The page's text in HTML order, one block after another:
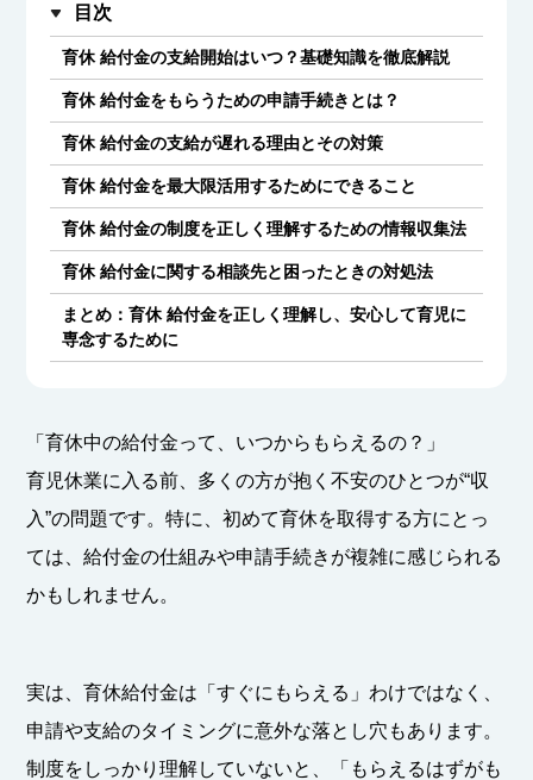
目次
育休 給付金の支給開始はいつ？基礎知識を徹底解説
育休 給付金をもらうための申請手続きとは？
育休 給付金の支給が遅れる理由とその対策
育休 給付金を最大限活用するためにできること
育休 給付金の制度を正しく理解するための情報収集法
育休 給付金に関する相談先と困ったときの対処法
まとめ：育休 給付金を正しく理解し、安心して育児に
専念するために
「育休中の給付金って、いつからもらえるの？」
育児休業に入る前、多くの方が抱く不安のひとつが“収
入”の問題です。特に、初めて育休を取得する方にとっ
ては、給付金の仕組みや申請手続きが複雑に感じられる
かもしれません。
実は、育休給付金は「すぐにもらえる」わけではなく、
申請や支給のタイミングに意外な落とし穴もあります。
制度をしっかり理解していないと、「もらえるはずがも